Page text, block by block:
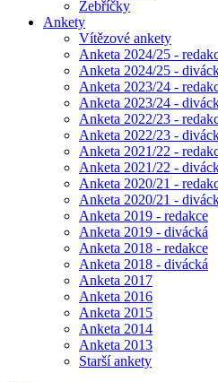
Žebříčky
Ankety
Vítězové ankety
Anketa 2024/25 -
Anketa 2024/25 -
Anketa 2023/24 -
Anketa 2023/24 -
Anketa 2022/23 -
Anketa 2022/23 -
Anketa 2021/22 -
Anketa 2021/22 -
Anketa 2020/21 -
Anketa 2020/21 -
Anketa 2019 - redakce
Anketa 2019 - divácká
Anketa 2018 - redakce
Anketa 2018 - divácká
Anketa 2017
Anketa 2016
Anketa 2015
Anketa 2014
Anketa 2013
Starší ankety